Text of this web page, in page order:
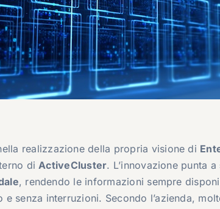
realizzazione della propria visione di
di ActiveCluster. L’innovazione punta a
, rendendo le informazioni sempre
senza interruzioni. Secondo l’azienda,